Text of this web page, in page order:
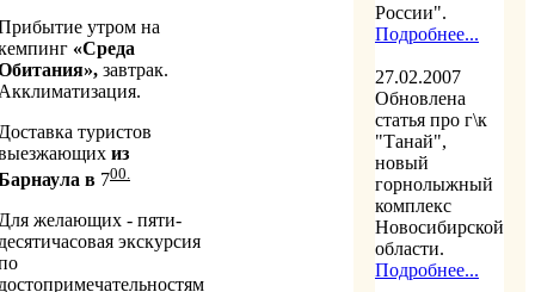
утром на
«Среда
завтрак.
туристов
из
в 700.
желающих - пяти-
экскурсия
России".
Подробнее...
27.02.2007
Обновлена
статья про г\к
"Танай",
новый
горнолыжный
комплекс
Новосибирской
области.
Подробнее...